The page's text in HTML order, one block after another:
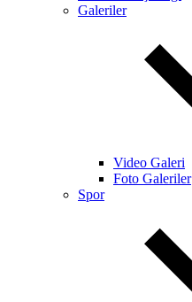
Galeriler
Video Galeri
Foto Galeriler
Spor